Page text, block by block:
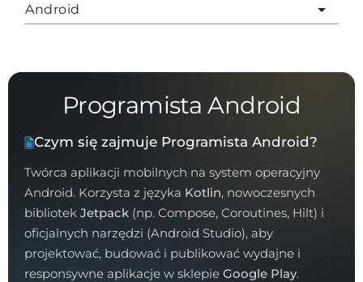
Android
Programista Android
Czym się zajmuje Programista Android?
Twórca aplikacji mobilnych na system operacyjny
Android. Korzysta z języka Kotlin, nowoczesnych
bibliotekJetpack (np. Compose, Coroutines, Hilt) i
oficjalnych narzędzi (Android Studio), aby
projektować, budować i publikować wydajne i
responsywne aplikacje w sklepieGoogle Play.